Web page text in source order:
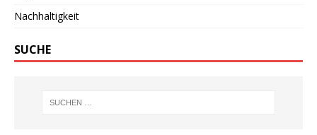
Nachhaltigkeit
SUCHE